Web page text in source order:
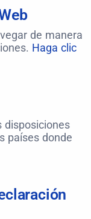
de manera
Haga clic
disposiciones
países donde